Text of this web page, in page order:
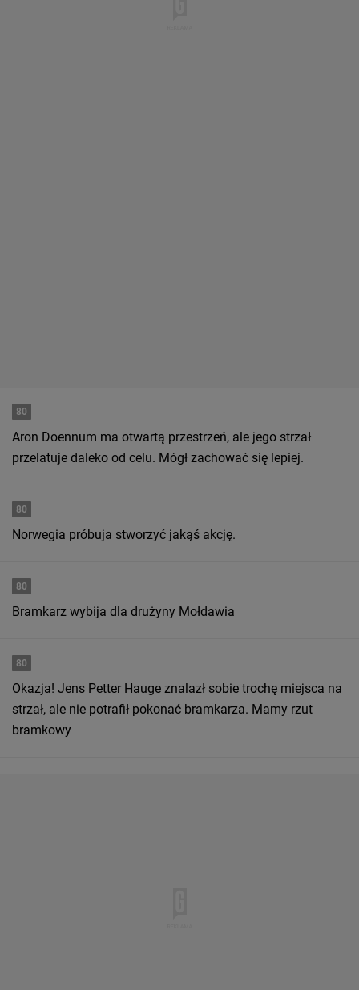
80
Aron Doennum ma otwartą przestrzeń, ale jego strzał
przelatuje daleko od celu. Mógł zachować się lepiej.
80
Norwegia próbuja stworzyć jakąś akcję.
80
Bramkarz wybija dla drużyny Mołdawia
80
Okazja! Jens Petter Hauge znalazł sobie trochę miejsca na
strzał, ale nie potrafił pokonać bramkarza. Mamy rzut
bramkowy